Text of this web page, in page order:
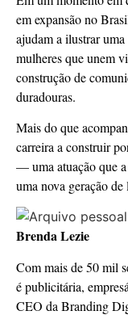
em expansão no
ajudam a ilustrar
mulheres que unem
construção de
duradouras.
Mais do que
carreira a construir
— uma atuação que a
uma nova geração
Brenda Lezie
Com mais de 50 mil
é publicitária,
CEO da Branding